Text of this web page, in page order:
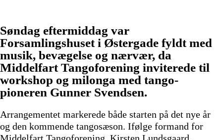
Søndag eftermiddag var
Forsamlingshuset i Østergade fyldt med
musik, bevægelse og nærvær, da
Middelfart Tangoforening inviterede til
workshop og milonga med tango-
pioneren Gunner Svendsen.
Arrangementet markerede både starten på det nye år
og den kommende tangosæson. Ifølge formand for
Middelfart Tangoforening, Kirsten Lundsgaard,